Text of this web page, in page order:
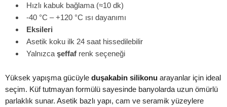
Hızlı kabuk bağlama (≈10 dk)
-40 °C – +120 °C ısı dayanımı
Eksileri
Asetik koku ilk 24 saat hissedilebilir
Yalnızca şeffaf renk seçeneği
Yüksek yapışma gücüyle duşakabin silikonu arayanlar için ideal
seçim. Küf tutmayan formülü sayesinde banyolarda uzun ömürlü
parlaklık sunar. Asetik bazlı yapı, cam ve seramik yüzeylere